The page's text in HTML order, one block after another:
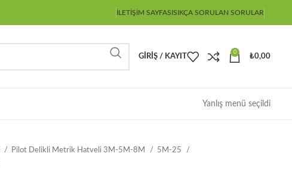
İLETIŞIM SAYFASISIKÇA SORULAN SORULAR
GIRIŞ / KAYIT
0
₺0,00
Yanlış menü seçildi
Pilot Delikli Metrik Hatveli 3M-5M-8M
5M-25